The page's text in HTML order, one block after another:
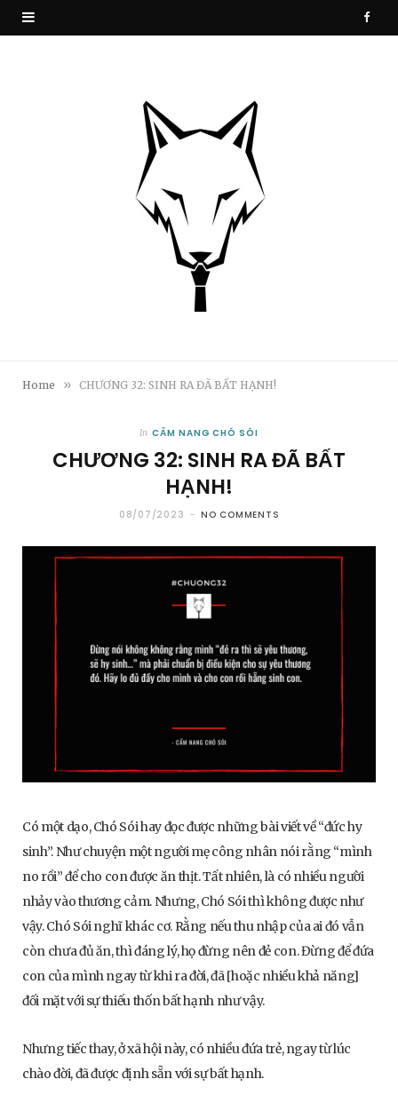
F
Home » CHƯƠNG 32: SINH RA ĐÃ BẤT HẠNH!
In CẨM NANG CHÓ SÓI
CHƯƠNG 32: SINH RA ĐÃ BẤT
HẠNH!
08/07/2023 NO COMMENTS
Có một dạo, Chó Sói hay đọc được những bài viết về “đức hy
sinh”. Như chuyện một người mẹ công nhân nói rằng “mình
no rồi” để cho con được ăn thịt. Tất nhiên, là có nhiều người
nhảy vào thương cảm. Nhưng, Chó Sói thì không được như
vậy. Chó Sói nghĩ khác cơ. Rằng nếu thu nhập của ai đó vẫn
còn chưa đủ ăn, thì đáng lý, họ đừng nên đẻ con. Đừng để đứa
con của mình ngay từ khi ra đời, đã [hoặc nhiều khả năng]
đối mặt với sự thiếu thốn bất hạnh như vậy.
Nhưng tiếc thay, ở xã hội này, có nhiều đứa trẻ, ngay từ lúc
chào đời, đã được định sẵn với sự bất hạnh.